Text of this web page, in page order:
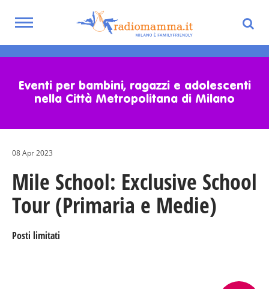
content
Toggle
Eventi per bambini, ragazzi e adolescenti
nella Città Metropolitana di Milano
08 Apr 2023
Mile School: Exclusive School
Tour (Primaria e Medie)
Posti limitati